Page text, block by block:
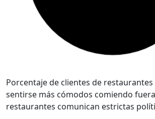
Porcentaje de clientes de
sentirse más cómodos comiendo
restaurantes comunican estrictas